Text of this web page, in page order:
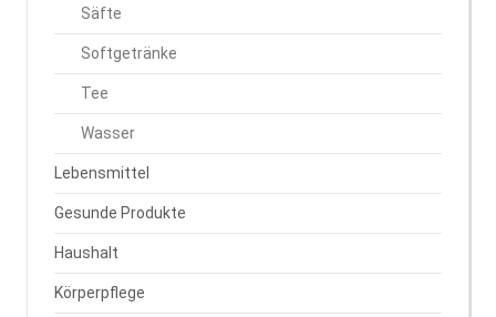
Säfte
Softgetränke
Tee
Wasser
Lebensmittel
Gesunde Produkte
Haushalt
Körperpflege